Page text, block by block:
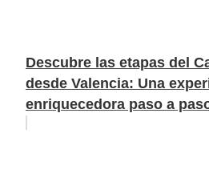
Descubre las etapas del
desde Valencia: Una
enriquecedora paso a